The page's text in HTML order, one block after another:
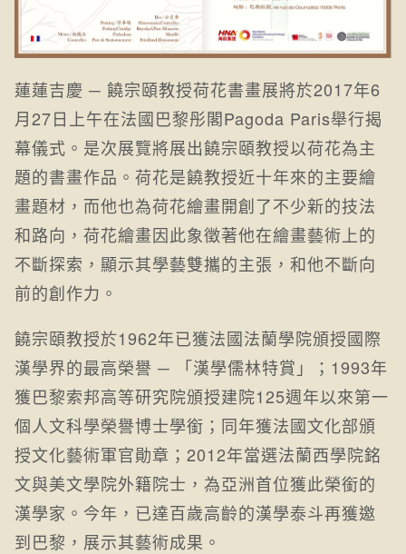
蓮蓮吉慶 ─ 饒宗頤教授荷花書畫展將於2017年6
月27日上午在法國巴黎彤閣Pagoda Paris舉行揭
幕儀式。是次展覽將展出饒宗頤教授以荷花為主
題的書畫作品。荷花是饒教授近十年來的主要繪
畫題材，而他也為荷花繪畫開創了不少新的技法
和路向，荷花繪畫因此象徵著他在繪畫藝術上的
不斷探索，顯示其學藝雙攜的主張，和他不斷向
前的創作力。
饒宗頤教授於1962年已獲法國法蘭學院頒授國際
漢學界的最高榮譽 ─ 「漢學儒林特賞」；1993年
獲巴黎索邦高等研究院頒授建院125週年以來第一
個人文科學榮譽博士學銜；同年獲法國文化部頒
授文化藝術軍官勛章；2012年當選法蘭西學院銘
文與美文學院外籍院士，為亞洲首位獲此榮銜的
漢學家。今年，已達百歲高齡的漢學泰斗再獲邀
到巴黎，展示其藝術成果。